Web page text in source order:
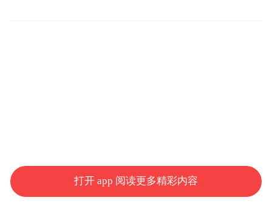
打开 app 阅读更多精彩内容